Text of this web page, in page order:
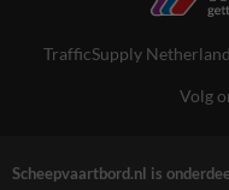
TrafficSupply
Volg
Scheepvaartbord.nl is